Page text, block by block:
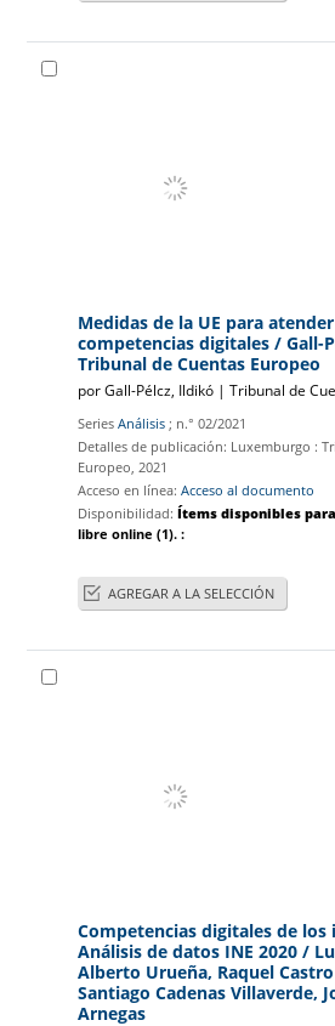
Medidas de la UE para
competencias digitales/ Gall-
Tribunal de Cuentas Europeo
porGall-Pélcz, Ildikó |
SeriesAnálisis ; n.° 02/2021
Detalles de publicación: Luxemburgo :
Europeo, 2021
Acceso en línea:Acceso al documento
Disponibilidad:Ítems disponibles
libre online (1).:
AGREGAR A LA SELECCIÓN
Competencias digitales de
Análisis de datos INE 2020/
Alberto Urueña, Raquel
Santiago Cadenas Villaverde,
Arnegas